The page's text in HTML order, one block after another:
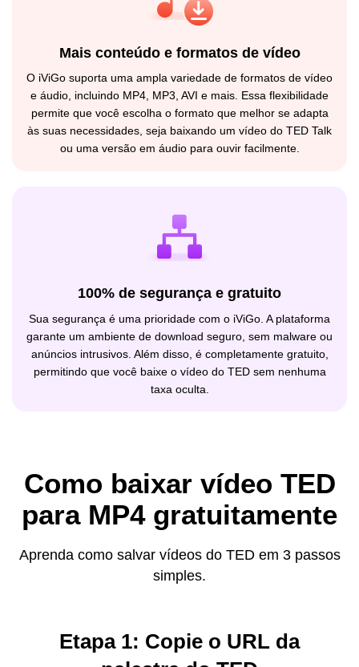
Mais conteúdo e formatos de vídeo
O iViGo suporta uma ampla variedade de formatos de vídeo
e áudio, incluindo MP4, MP3, AVI e mais. Essa flexibilidade
permite que você escolha o formato que melhor se adapta
às suas necessidades, seja baixando um vídeo do TED Talk
ou uma versão em áudio para ouvir facilmente.
100% de segurança e gratuito
Sua segurança é uma prioridade com o iViGo. A plataforma
garante um ambiente de download seguro, sem malware ou
anúncios intrusivos. Além disso, é completamente gratuito,
permitindo que você baixe o vídeo do TED sem nenhuma
taxa oculta.
Como baixar vídeo TED
para MP4 gratuitamente
Aprenda como salvar vídeos do TED em 3 passos
simples.
Etapa 1: Copie o URL da